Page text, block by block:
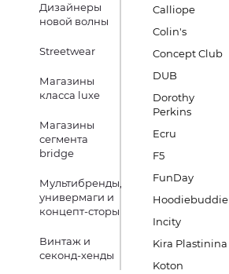
Дизайнеры
новой волны
Streetwear
Магазины
класса luxe
Магазины
сегмента
bridge
Мультибренды,
универмаги и
концепт-сторы
Винтаж и
секонд-хенды
Calliope
Colin's
Concept Club
DUB
Dorothy
Perkins
Ecru
F5
FunDay
Hoodiebuddie
Incity
Kira Plastinina
Koton